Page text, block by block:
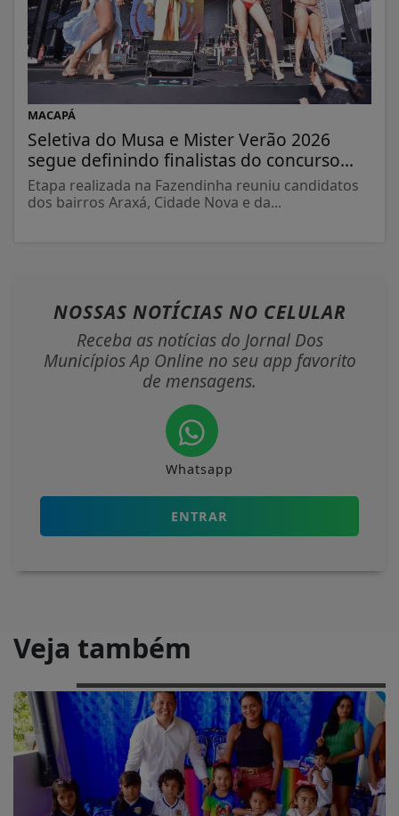
MACAPÁ
Seletiva do Musa e Mister Verão 2026
segue definindo finalistas do concurso...
Etapa realizada na Fazendinha reuniu candidatos
dos bairros Araxá, Cidade Nova e da...
NOSSAS NOTÍCIAS NO CELULAR
Receba as notícias do Jornal Dos
Municípios Ap Online no seu app favorito
de mensagens.
Whatsapp
ENTRAR
Veja também